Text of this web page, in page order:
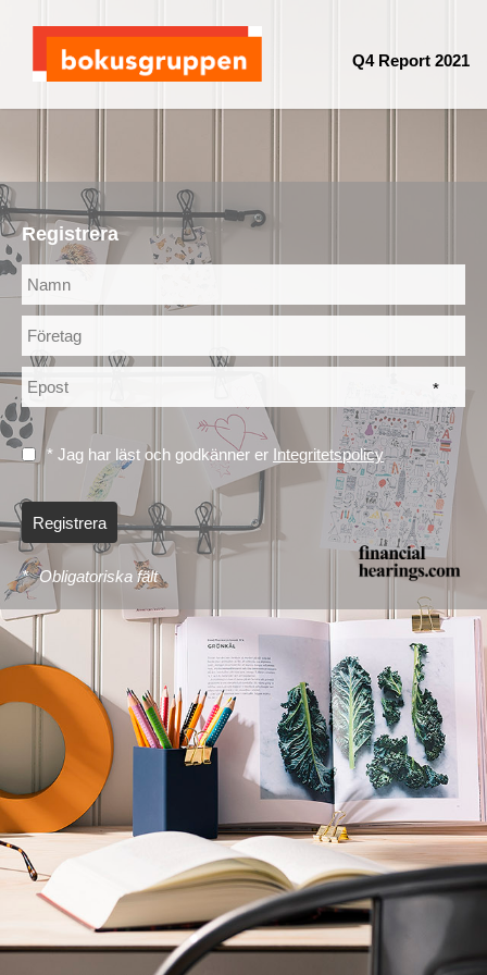
Q4 Report 2021
Registrera
*
* Jag har läst och godkänner er Integritetspolicy
Registrera
* Obligatoriska fält